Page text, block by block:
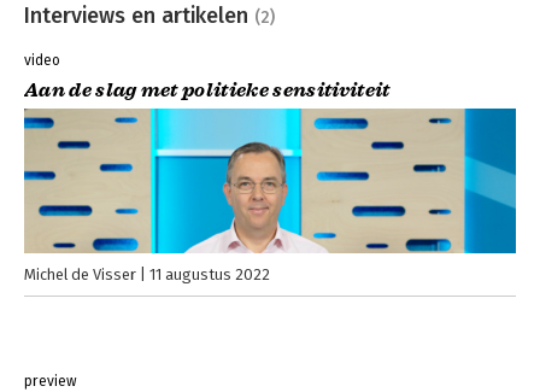
Interviews en artikelen (2)
video
Aan de slag met politieke sensitiviteit
Michel de Visser 11 augustus 2022
preview